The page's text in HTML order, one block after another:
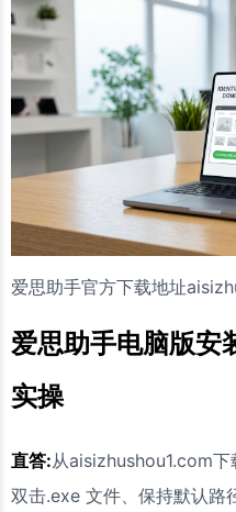
爱思助手官方下载地址
爱思助手电脑版
实操
直答:从aisizhushou1.com
双击.exe 文件、保持默认路